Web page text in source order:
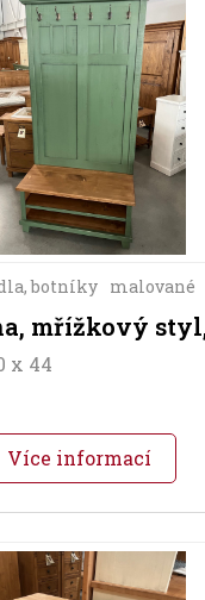
botníky malované
mřížkový
x 44
Více informací